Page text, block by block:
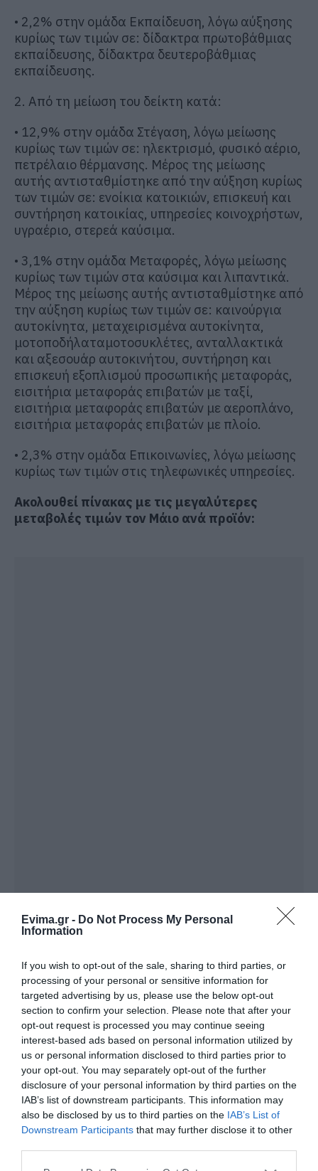
Evima.gr - Do Not Process My Personal
Information
If you wish to opt-out of the sale, sharing to third parties, or
processing of your personal or sensitive information for
targeted advertising by us, please use the below opt-out
section to confirm your selection. Please note that after your
opt-out request is processed you may continue seeing
interest-based ads based on personal information utilized by
us or personal information disclosed to third parties prior to
your opt-out. You may separately opt-out of the further
disclosure of your personal information by third parties on the
IAB’s list of downstream participants. This information may
also be disclosed by us to third parties on the IAB’s List of
Downstream Participants that may further disclose it to other
• 2,2% στην ομάδα Εκπαίδευση, λόγω αύξησης
κυρίως των τιμών σε: δίδακτρα πρωτοβάθμιας
εκπαίδευσης, δίδακτρα δευτεροβάθμιας
εκπαίδευσης.
2. Από τη μείωση του δείκτη κατά:
• 12,9% στην ομάδα Στέγαση, λόγω μείωσης
κυρίως των τιμών σε: ηλεκτρισμό, φυσικό αέριο,
πετρέλαιο θέρμανσης. Μέρος της μείωσης
αυτής αντισταθμίστηκε από την αύξηση κυρίως
των τιμών σε: ενοίκια κατοικιών, επισκευή και
συντήρηση κατοικίας, υπηρεσίες κοινοχρήστων,
υγραέριο, στερεά καύσιμα.
• 3,1% στην ομάδα Μεταφορές, λόγω μείωσης
κυρίως των τιμών στα καύσιμα και λιπαντικά.
Μέρος της μείωσης αυτής αντισταθμίστηκε από
την αύξηση κυρίως των τιμών σε: καινούργια
αυτοκίνητα, μεταχειρισμένα αυτοκίνητα,
μοτοποδήλαταμοτοσυκλέτες, ανταλλακτικά
και αξεσουάρ αυτοκινήτου, συντήρηση και
επισκευή εξοπλισμού προσωπικής μεταφοράς,
εισιτήρια μεταφοράς επιβατών με ταξί,
εισιτήρια μεταφοράς επιβατών με αεροπλάνο,
εισιτήρια μεταφοράς επιβατών με πλοίο.
• 2,3% στην ομάδα Επικοινωνίες, λόγω μείωσης
κυρίως των τιμών στις τηλεφωνικές υπηρεσίες.
Ακολουθεί πίνακας με τις μεγαλύτερες
μεταβολές τιμών τον Μάιο ανά προϊόν:
Ακολουθήστε το evima.gr στοGoogle News
Διαβάστε όλες τις ειδήσεις για την Εύβοια
Διαβάστε όλες τιςτελευταίες ειδήσειςγια την
Ελλάδακαι τον Κόσμοστοevima.gr
TAGS: ΕΛΣΤΑΤ ΜΑΪΟΣ ΠΛΗΘΩΡΙΣΜΟΣ
ΡΟΗ ΕΙΔΗΣΕΩΝ
Ενισχύεται το ΕΚΑΒ Μαντουδίου
με δύο ακόμη μόνιμους διασώστες